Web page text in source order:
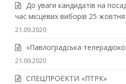
До уваги кандидатів на
час місцевих виборів 25
21.09.2020
«Павлоградська
21.09.2020
СПЕЦПРОЄКТИ «ПТРК»